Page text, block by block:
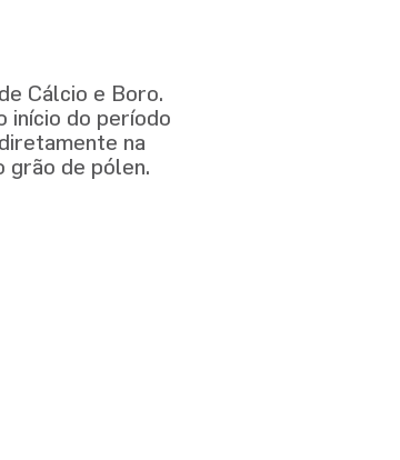
Cálcio e Boro.
início do período
na
grão de pólen.